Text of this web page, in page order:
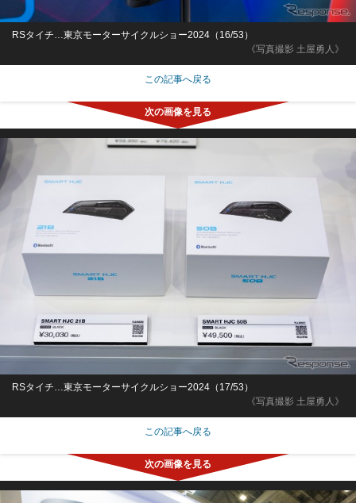
《写真撮影 土屋勇人》
RSタイチ…東京モーターサイクルショー2024（16/53）
この記事へ戻る
《写真撮影 土屋勇人》
RSタイチ…東京モーターサイクルショー2024（17/53）
この記事へ戻る